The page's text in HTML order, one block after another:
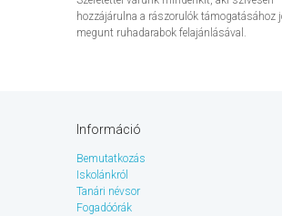
hozzájárulna a rászorulók támogatásához
megunt ruhadarabok felajánlásával.
Információ
Bemutatkozás
Iskolánkról
Tanári névsor
Fogadóórák